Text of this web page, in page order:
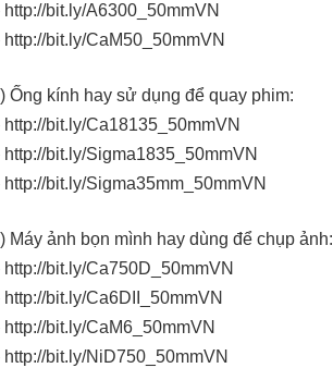
http://bit.ly/A6300_50mmVN
http://bit.ly/CaM50_50mmVN
Ống kính hay sử dụng để quay phim:
http://bit.ly/Ca18135_50mmVN
http://bit.ly/Sigma1835_50mmVN
http://bit.ly/Sigma35mm_50mmVN
Máy ảnh bọn mình hay dùng để chụp ảnh:
http://bit.ly/Ca750D_50mmVN
http://bit.ly/Ca6DII_50mmVN
http://bit.ly/CaM6_50mmVN
http://bit.ly/NiD750_50mmVN